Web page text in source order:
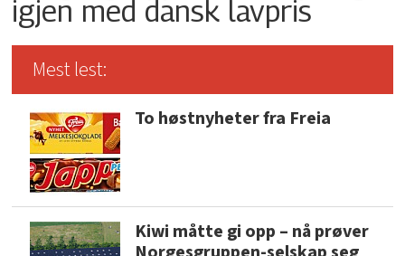
igjen med dansk lavpris
Mest lest:
To høstnyheter fra Freia
Kiwi måtte gi opp – nå prøver